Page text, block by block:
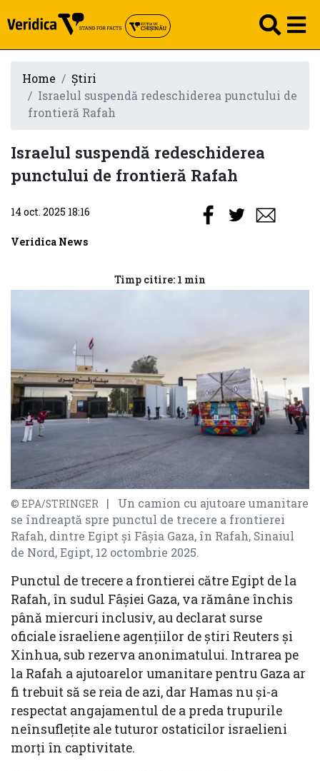
Home
Știri
Israelul suspendă redeschiderea punctului de
frontieră Rafah
Israelul suspendă redeschiderea
punctului de frontieră Rafah
© EPA/STRINGER
| Un camion cu ajutoare umanitare
se îndreaptă spre punctul de trecere a frontierei
Rafah, dintre Egipt și Fâșia Gaza, în Rafah, Sinaiul
de Nord, Egipt, 12 octombrie 2025.
Punctul de trecere a frontierei către Egipt de la
Rafah, în sudul Fâşiei Gaza, va rămâne închis
până miercuri inclusiv, au declarat surse
oficiale israeliene agenţiilor de știri Reuters şi
Xinhua, sub rezerva anonimatului. Intrarea pe
la Rafah a ajutoarelor umanitare pentru Gaza ar
fi trebuit să se reia de azi, dar Hamas nu şi-a
respectat angajamentul de a preda trupurile
neînsufleţite ale tuturor ostaticilor israelieni
morţi în captivitate.
14 oct. 2025 18:16
Veridica News
Timp citire: 1 min